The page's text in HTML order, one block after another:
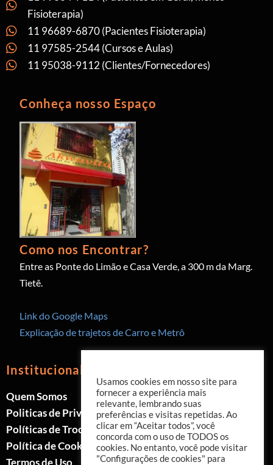
Fisioterapia)
11 96689-6870 (Pacientes Fisioterapia)
11 97585-2544 (Cursos e Aulas)
11 95038-9112 (Clientes/Fornecedores)
Conheça nosso Espaço
Como nos Encontrar?
Entre as Ponte do Limão e Casa Verde, a 300 m da Marg.
Tietê.
Link do Google Maps
Explicação de trajetos de Carro e Metrô
Institucional
Quem Somos
Politicas de Privacidade
Políticas de Trocas e Devoluções
Política de Cookies
Termos de Uso
Usamos cookies em nosso site para
fornecer a experiência mais
relevante, lembrando suas
preferências e visitas repetidas. Ao
clicar em “Aceitar todos”, você
concorda com o uso de TODOS os
cookies. No entanto, você pode visitar
"Configurações de cookies" para